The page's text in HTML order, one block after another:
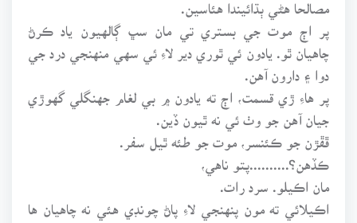
مصالحا هڻي ٻڌائيندا هئاسين.
پر اڄ موت جي بستري تي مان سڀ ڳالهيون ياد ڪرڻ
چاهيان ٿو. يادون ئي ٿوري دير لاءِ ئي سهي منهنجي درد جي
دوا ۽ دارون آهن.
پر هاءِ ڙي قسمت، اڄ ته يادون ۾ بي لغام جهنگلي گهوڙي
جيان آهن جو وٺ ئي نه ٿيون ڏين.
ڦڦڙن جو ڪئنسر، موت جو طئه ٿيل سفر.
ڪڏهن؟..........پتو ناهي،
مان اڪيلو. سرد رات.
اڪيلائي ته مون پنهنجي لاءِ پاڻ چونڊي هئي نه چاهيان ها